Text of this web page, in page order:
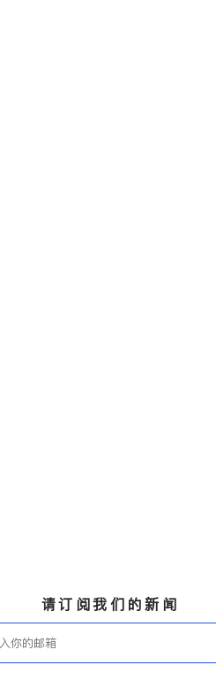
请订阅我们的新闻